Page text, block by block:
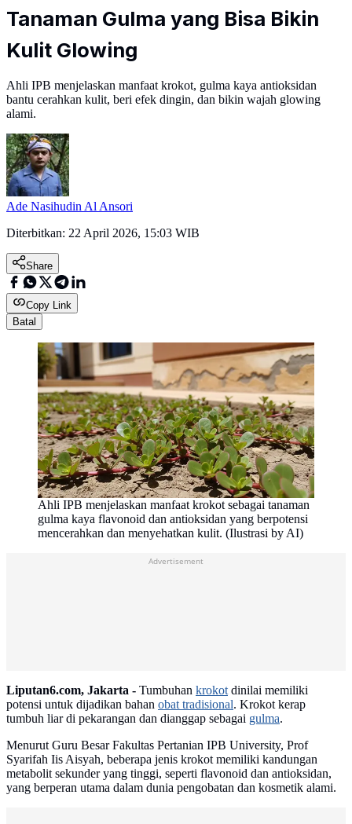
Tanaman Gulma yang Bisa Bikin
Kulit Glowing
Ahli IPB menjelaskan manfaat krokot, gulma kaya antioksidan
bantu cerahkan kulit, beri efek dingin, dan bikin wajah glowing
alami.
Ade Nasihudin Al Ansori
Diterbitkan: 22 April 2026, 15:03 WIB
Share
Copy Link
Batal
Ahli IPB menjelaskan manfaat krokot sebagai tanaman
gulma kaya flavonoid dan antioksidan yang berpotensi
mencerahkan dan menyehatkan kulit. (Ilustrasi by AI)
Advertisement
Liputan6.com, Jakarta - Tumbuhan krokotdinilai memiliki
potensi untuk dijadikan bahan obat tradisional. Krokot kerap
tumbuh liar di pekarangan dan dianggap sebagai gulma.
Menurut Guru Besar Fakultas Pertanian IPB University, Prof
Syarifah Iis Aisyah, beberapa jenis krokot memiliki kandungan
metabolit sekunder yang tinggi, seperti flavonoid dan antioksidan,
yang berperan utama dalam dunia pengobatan dan kosmetik alami.